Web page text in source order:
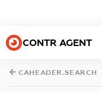
CONTR AGENT
CAHEADER.SEARCH